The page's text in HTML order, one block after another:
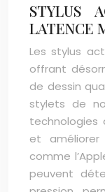
STYLUS
LATENCE
Les stylus
offrant
de dessin
stylets de
technologies
et améliorer
comme
peuvent